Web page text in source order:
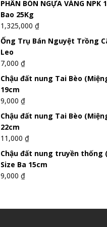
PHÂN BÓN NGỰA VÀNG NPK
Bao 25Kg
1,325,000 ₫
Ống Trụ Bán Nguyệt Trồng
Leo
7,000 ₫
Chậu đất nung Tai Bèo
19cm
9,000 ₫
Chậu đất nung Tai Bèo
22cm
11,000 ₫
Chậu đất nung truyền thống
Size Ba 15cm
9,000 ₫